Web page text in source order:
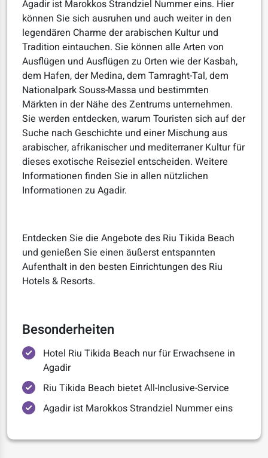
Agadir ist Marokkos Strandziel Nummer eins. Hier
können Sie sich ausruhen und auch weiter in den
legendären Charme der arabischen Kultur und
Tradition eintauchen. Sie können alle Arten von
Ausflügen und Ausflügen zu Orten wie der Kasbah,
dem Hafen, der Medina, dem Tamraght-Tal, dem
Nationalpark Souss-Massa und bestimmten
Märkten in der Nähe des Zentrums unternehmen.
Sie werden entdecken, warum Touristen sich auf der
Suche nach Geschichte und einer Mischung aus
arabischer, afrikanischer und mediterraner Kultur für
dieses exotische Reiseziel entscheiden. Weitere
Informationen finden Sie in allen nützlichen
Informationen zu Agadir.
Entdecken Sie die Angebote des Riu Tikida Beach
und genießen Sie einen äußerst entspannten
Aufenthalt in den besten Einrichtungen des Riu
Hotels & Resorts.
Besonderheiten
Hotel Riu Tikida Beach nur für Erwachsene in
Agadir
Riu Tikida Beach bietet All-Inclusive-Service
Agadir ist Marokkos Strandziel Nummer eins